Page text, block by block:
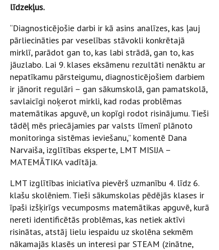
līdzekļus.
“Diagnosticējošie darbi ir kā asins analīzes, kas ļauj
pārliecināties par veselības stāvokli konkrētajā
mirklī, parādot gan to, kas labi strādā, gan to, kas
jāuzlabo. Lai 9. klases eksāmenu rezultāti nenāktu ar
nepatīkamu pārsteigumu, diagnosticējošiem darbiem
ir jānorit regulāri – gan sākumskolā, gan pamatskolā,
savlaicīgi noķerot mirkli, kad rodas problēmas
matemātikas apguvē, un kopīgi rodot risinājumu. Tieši
tādēļ mēs priecājamies par valsts līmenī plānoto
monitoringa sistēmas ieviešanu,” komentē Dana
Narvaiša, izglītības eksperte, LMT MISIJA –
MATEMĀTIKA vadītāja.
LMT izglītības iniciatīva pievērš uzmanību 4. līdz 6.
klašu skolēniem. Tieši sākumskolas pēdējās klases ir
īpaši izšķirīgs vecumposms matemātikas apguvē, kurā
nereti identificētās problēmas, kas netiek aktīvi
risinātas, atstāj lielu iespaidu uz skolēna sekmēm
nākamajās klasēs un interesi par STEAM (zinātne,